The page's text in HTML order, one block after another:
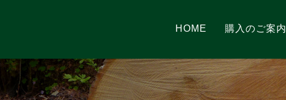
HOME 購入のご案内